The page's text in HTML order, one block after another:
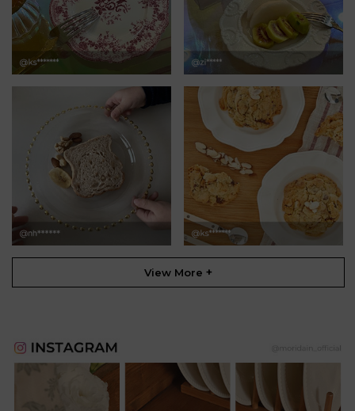
View More +